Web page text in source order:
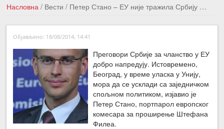
Насловна / Вести/ Петер Стано – ЕУ није тражила Србију …
←Претходна вест
Следећа вест →
Објављено: 18/08/2014, 14:41
Преговори Србије за чланство у ЕУ
добро напредују. Истовремено,
Београд, у време уласка у Унију,
мора да се усклади са заједничком
спољном политиком, изјавио је
Петер Стано, портпарол европског
комесара за проширење Штефана
Филеа.